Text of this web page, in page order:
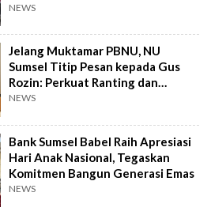
NEWS
Jelang Muktamar PBNU, NU
Sumsel Titip Pesan kepada Gus
Rozin: Perkuat Ranting dan
Pesantren
NEWS
Bank Sumsel Babel Raih Apresiasi
Hari Anak Nasional, Tegaskan
Komitmen Bangun Generasi Emas
NEWS